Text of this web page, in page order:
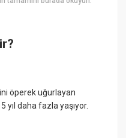
öperek uğurlayan
yıl daha fazla yaşıyor.